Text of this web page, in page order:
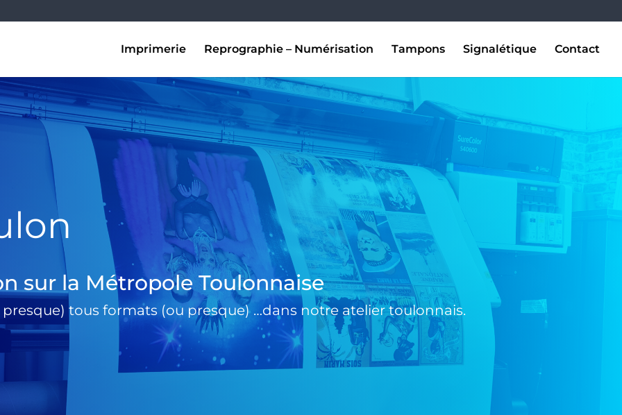
Imprimerie Reprographie – Numérisation Tampons Signalétique Contact
sur la Métropole Toulonnaise
tous formats (ou presque) …dans notre atelier toulonnais.